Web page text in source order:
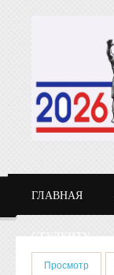
ГЛАВНАЯ
СТУДЕНТУ
Главные
Просмотр